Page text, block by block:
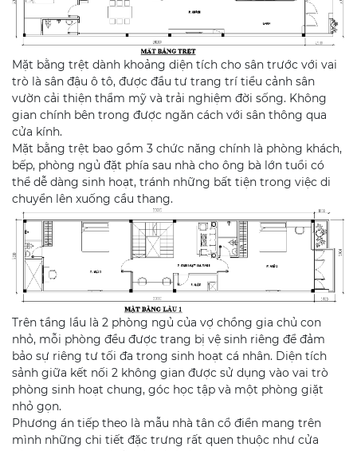
Mặt bằng trệt dành khoảng diện tích cho sân trước với vai
trò là sân đậu ô tô, được đầu tư trang trí tiểu cảnh sân
vườn cải thiện thẩm mỹ và trải nghiệm đời sống. Không
gian chính bên trong được ngăn cách với sân thông qua
cửa kính.
Mặt bằng trệt bao gồm 3 chức năng chính là phòng khách,
bếp, phòng ngủ đặt phía sau nhà cho ông bà lớn tuổi có
thể dễ dàng sinh hoạt, tránh những bất tiện trong việc di
chuyển lên xuống cầu thang.
Trên tầng lầu là 2 phòng ngủ của vợ chồng gia chủ con
nhỏ, mỗi phòng đều được trang bị vệ sinh riêng để đảm
bảo sự riêng tư tối đa trong sinh hoạt cá nhân. Diện tích
sảnh giữa kết nối 2 không gian được sử dụng vào vai trò
phòng sinh hoạt chung, góc học tập và một phòng giặt
nhỏ gọn.
Phương án tiếp theo là mẫu nhà tân cổ điển mang trên
mình những chi tiết đặc trưng rất quen thuộc như cửa